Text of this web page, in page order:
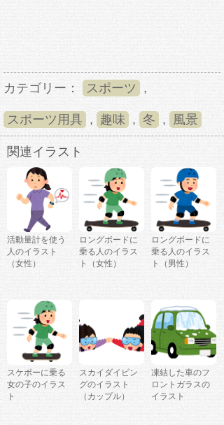
カテゴリー： スポーツ ,
スポーツ用具 , 趣味 , 冬 , 風景
関連イラスト
活動量計を使う
人のイラスト
（女性）
ロングボードに
乗る人のイラス
ト（女性）
ロングボードに
乗る人のイラス
ト（男性）
スケボーに乗る
女の子のイラス
ト
スカイダイビン
グのイラスト
（カップル）
凍結した車のフ
ロントガラスの
イラスト